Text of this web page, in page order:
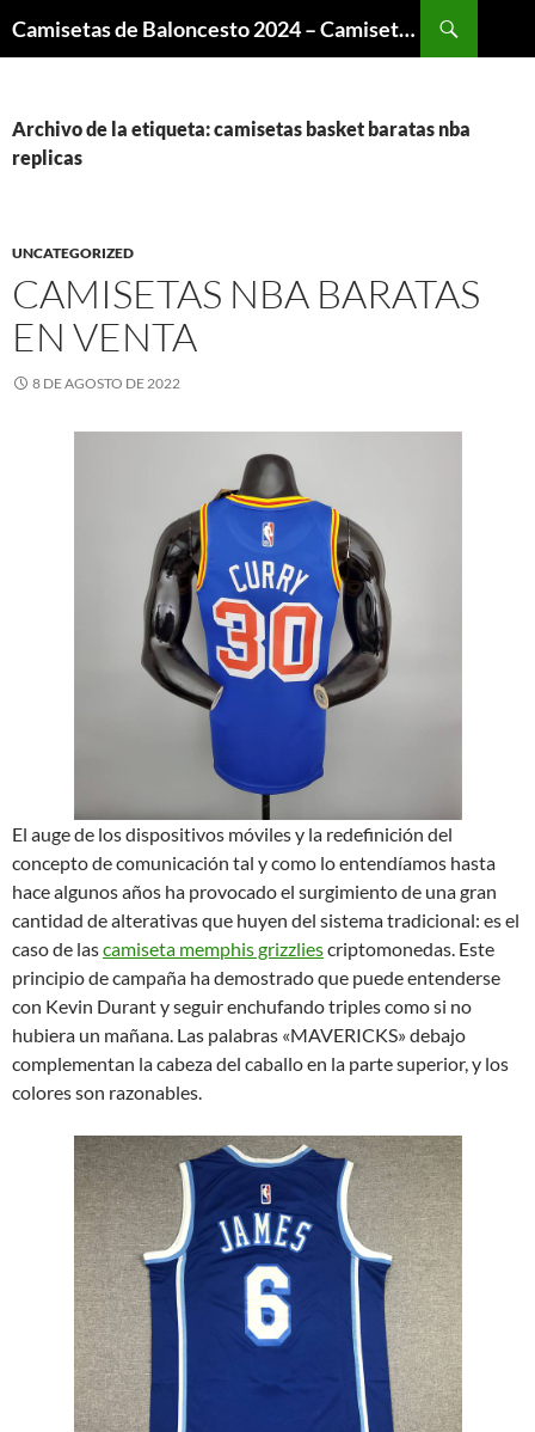
Camisetas de Baloncesto 2024 – Camisetas NBA
Archivo de la etiqueta: camisetas basket baratas nba
replicas
UNCATEGORIZED
CAMISETAS NBA BARATAS
EN VENTA
8 DE AGOSTO DE 2022
El auge de los dispositivos móviles y la redefinición del
concepto de comunicación tal y como lo entendíamos hasta
hace algunos años ha provocado el surgimiento de una gran
cantidad de alterativas que huyen del sistema tradicional: es el
caso de lascamiseta memphis grizzliescriptomonedas. Este
principio de campaña ha demostrado que puede entenderse
con Kevin Durant y seguir enchufando triples como si no
hubiera un mañana. Las palabras «MAVERICKS» debajo
complementan la cabeza del caballo en la parte superior, y los
colores son razonables.